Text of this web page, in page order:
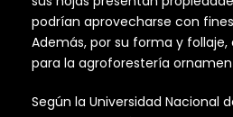
podrían aprovecharse con
Además, por su forma y
para la agroforestería
Según la Universidad Nacional